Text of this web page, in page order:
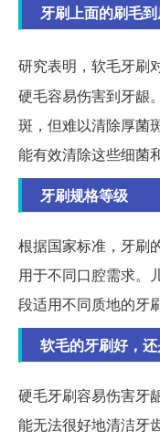
牙刷上面的刷毛
研究表明，软毛牙刷
硬毛容易伤害到牙龈
斑，但难以清除厚菌
能有效清除这些细菌
牙刷规格等级
根据国家标准，牙刷
用于不同口腔需求。
段适用不同质地的牙
软毛的牙刷好，
硬毛牙刷容易伤害牙
能无法很好地清洁牙